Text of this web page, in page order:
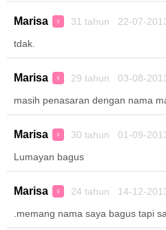
Marisa ♀ 31 tahun 22-07-
tdak.
Marisa ♀ 29 tahun 03-08-
masih penasaran dengan nama
Marisa ♀ 30 tahun 01-09-
Lumayan bagus
Marisa ♀ 24 tahun 14-12-
.memang nama saya bagus tapi